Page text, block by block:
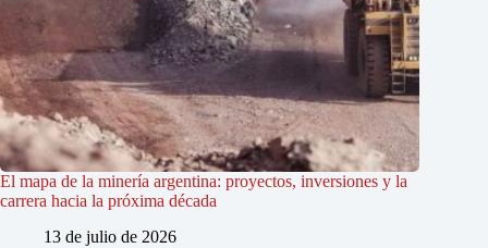
El mapa de la minería argentina: proyectos, inversiones y la
carrera hacia la próxima década
13 de julio de 2026